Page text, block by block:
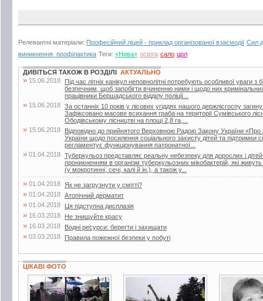
Релевантні матеріали: Професійний ліцей - приклад організованої взаємодії Сил
виникнення, профілактика Теги: «Нива» освіта сало црл
ДИВІТЬСЯ ТАКОЖ В РОЗДІЛІ АКТУАЛЬНО
» 15.06.2018
Під час літніх канікул неповнолітні потребують особливої уваги
безпечним, щоб запобігти вчиненню ними і щодо них
працівники Бершадського відділу поліції...
» 15.06.2018 За останніх 10 років у лісових угіддях нашого держлісгоспу
Зафіксовано масове всихання граба на території Сумівського
Ободівському лісництві на площі 2,8 га,...
» 15.06.2018
Відповідно до прийнятого Верховною Радою Закону України «Про
України щодо посилення соціального захисту дітей та підтримки
регламентує функціонування патронатної...
» 01.04.2018 Туберкульоз представляє реальну небезпеку для дорослих і
проникненням в організм туберкульозних мікобактерій, які
(у мокротинні, сечі, калі й ін.), а також у...
» 01.04.2018 Як не загрузнути у смітті?
» 01.04.2018 Атопічний дерматит
» 01.04.2018 Ця підступна дисплазія
» 16.03.2018 Не знищуйте красу
» 16.03.2018 Водні ресурси: берегти і захищати
» 03.03.2018 Правила пожежної безпеки у побуті
ЦІКАВІ ФОТО
10 фото 3 фото